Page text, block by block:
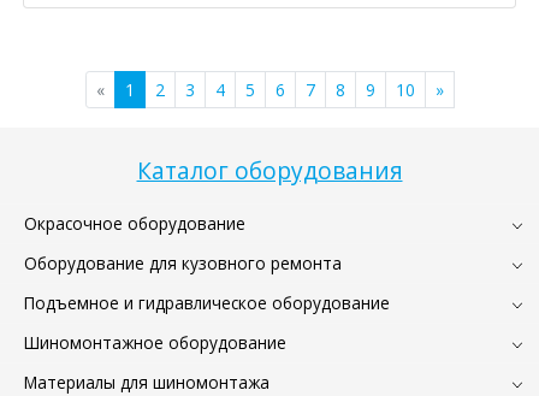
Каталог оборудования
Окрасочное оборудование
Оборудование для кузовного ремонта
Подъемное и гидравлическое оборудование
Шиномонтажное оборудование
Материалы для шиномонтажа
« 1 2 3 4 5 6 7 8 9 10 »